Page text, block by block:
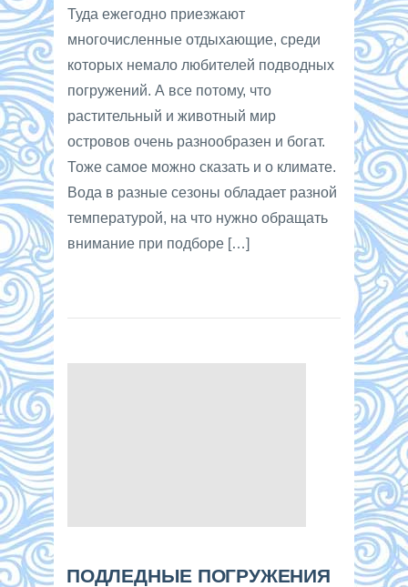
Туда ежегодно приезжают
многочисленные отдыхающие, среди
которых немало любителей подводных
погружений. А все потому, что
растительный и животный мир
островов очень разнообразен и богат.
Тоже самое можно сказать и о климате.
Вода в разные сезоны обладает разной
температурой, на что нужно обращать
внимание при подборе […]
ПОДЛЕДНЫЕ ПОГРУЖЕНИЯ